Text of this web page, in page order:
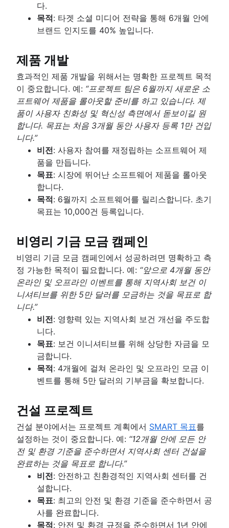
다.
목적: 타겟 소셜 미디어 전략을 통해 6개월 안에
브랜드 인지도를 40% 높입니다.
제품 개발
효과적인 제품 개발을 위해서는 명확한 프로젝트 목적
이 중요합니다. 예: “프로젝트 팀은 6월까지 새로운 소
프트웨어 제품을 롤아웃할 준비를 하고 있습니다. 제
품이 사용자 친화성 및 혁신성 측면에서 돋보이길 원
합니다. 목표는 처음 3개월 동안 사용자 등록 1만 건입
니다.”
비전: 사용자 참여를 재정립하는 소프트웨어 제
품을 만듭니다.
목표: 시장에 뛰어난 소프트웨어 제품을 롤아웃
합니다.
목적: 6월까지 소프트웨어를 릴리스합니다. 초기
목표는 10,000건 등록입니다.
비영리 기금 모금 캠페인
비영리 기금 모금 캠페인에서 성공하려면 명확하고 측
정 가능한 목적이 필요합니다. 예: “앞으로 4개월 동안
온라인 및 오프라인 이벤트를 통해 지역사회 보건 이
니셔티브를 위한 5만 달러를 모금하는 것을 목표로 합
니다.”
비전: 영향력 있는 지역사회 보건 개선을 주도합
니다.
목표: 보건 이니셔티브를 위해 상당한 자금을 모
금합니다.
목적: 4개월에 걸쳐 온라인 및 오프라인 모금 이
벤트를 통해 5만 달러의 기부금을 확보합니다.
건설 프로젝트
건설 분야에서는 프로젝트 계획에서 SMART 목표를
설정하는 것이 중요합니다. 예: “12개월 안에 모든 안
전 및 환경 기준을 준수하면서 지역사회 센터 건설을
완료하는 것을 목표로 합니다.”
비전: 안전하고 친환경적인 지역사회 센터를 건
설합니다.
목표: 최고의 안전 및 환경 기준을 준수하면서 공
사를 완료합니다.
목적: 안전 및 환경 규정을 준수하면서 1년 안에